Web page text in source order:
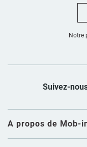
A propos de Mob-
Notre
Suivez-